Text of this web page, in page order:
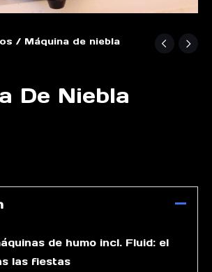
/ Máquina de niebla
De Niebla
de humo incl. Fluid: el
las fiestas